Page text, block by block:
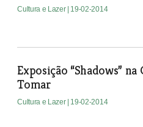
Cultura e Lazer | 19-02-2014
Exposição “Shadows” na
Tomar
Cultura e Lazer | 19-02-2014